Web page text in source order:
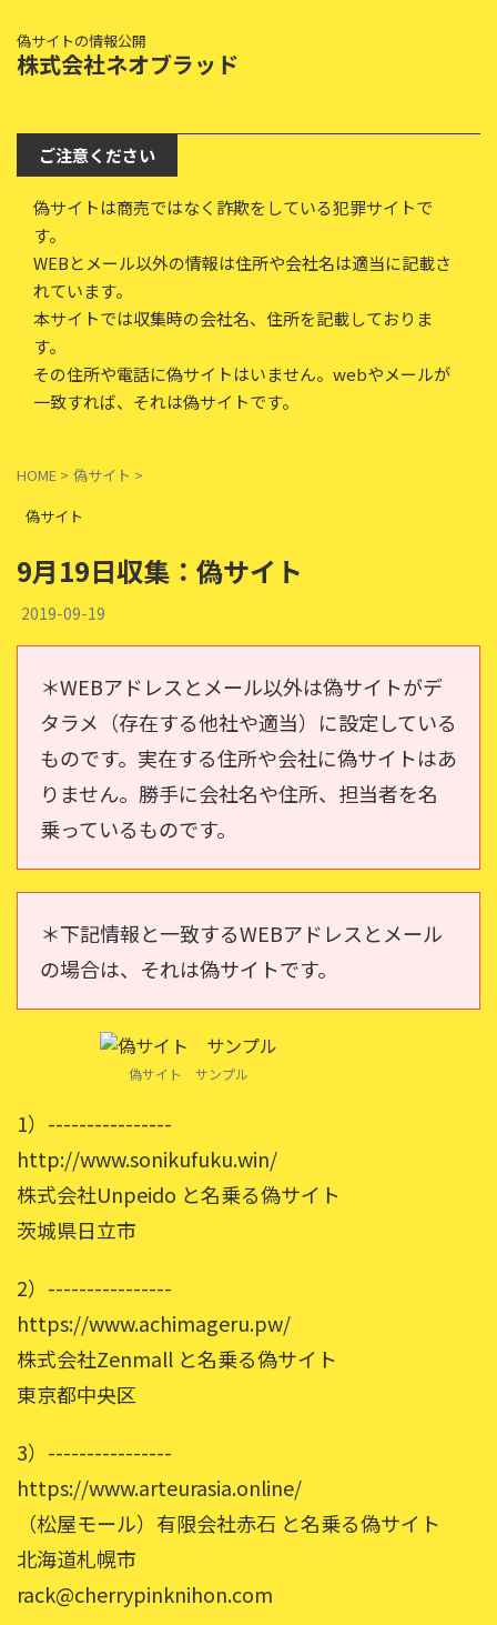
偽サイトの情報公開
株式会社ネオブラッド
ご注意ください
偽サイトは商売ではなく詐欺をしている犯罪サイトで
す。
WEBとメール以外の情報は住所や会社名は適当に記載さ
れています。
本サイトでは収集時の会社名、住所を記載しておりま
す。
その住所や電話に偽サイトはいません。webやメールが
一致すれば、それは偽サイトです。
HOME > 偽サイト >
偽サイト
9月19日収集：偽サイト
2019-09-19
＊WEBアドレスとメール以外は偽サイトがデ
タラメ（存在する他社や適当）に設定している
ものです。実在する住所や会社に偽サイトはあ
りません。勝手に会社名や住所、担当者を名
乗っているものです。
＊下記情報と一致するWEBアドレスとメール
の場合は、それは偽サイトです。
偽サイト サンプル
1）----------------
http://www.sonikufuku.win/
株式会社Unpeido と名乗る偽サイト
茨城県日立市
2）----------------
https://www.achimageru.pw/
株式会社Zenmall と名乗る偽サイト
東京都中央区
3）----------------
https://www.arteurasia.online/
（松屋モール）有限会社赤石 と名乗る偽サイト
北海道札幌市
rack@cherrypinknihon.com